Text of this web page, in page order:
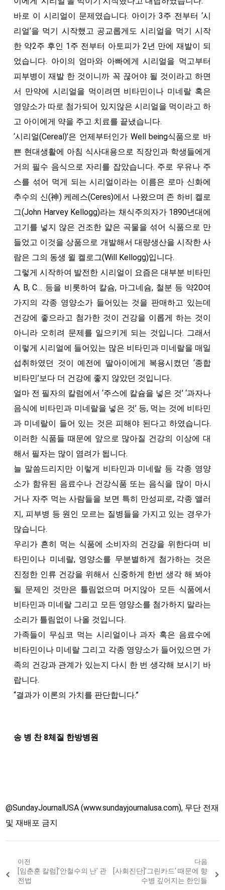
바로 이 시리얼이 문제였습니다. 아이가 3주 전부터 ‘시
리얼’을 먹기 시작했고 공교롭게도 시리얼을 먹기 시작
한 약2주 후인 1주 전부터 아토피가 2년 만에 재발이 되
었습니다. 아이의 엄마와 아빠에게 시리얼을 먹고부터
피부병이 재발 한 것이니까 꼭 끊어야 될 것이라고 하면
서 만약에 시리얼을 먹이려면 비타민이나 미네랄 혹은
영양소가 따로 첨가되어 있지않은 시리얼을 먹이라고 하
고 아이에게 약을 주고 치료를 끝냈습니다.
‘시리얼(Cereal)’은 언제부터인가 Well being식품으로 바
쁜 현대생활에 아침 식사대용으로 직장인과 학생들에게
거의 필수 음식으로 자리를 잡았습니다. 주로 우유나 주
스를 섞어 먹게 되는 시리얼이라는 이름은 로마 신화에
추수의 신(神) 케레스(Ceres)에서 나왔으며 존 하비 켈로
그(John Harvey Kellogg)라는 채식주의자가 1890년대에
고기를 넣지 않은 건조한 얇은 곡물을 섞어 식품으로 만
들었고 이것을 상품으로 개발해서 대량생산을 시작한 사
람은 그의 동생 윌 켈로그(Will Kellogg)입니다.
그렇게 시작하여 발전한 시리얼이 요즘은 대부분 비타민
A, B, C… 등을 비롯하여 칼슘, 마그네슘, 철분 등 약20여
가지의 각종 영양소가 들어있는 것을 판매하고 있는데
건강에 좋으라고 첨가한 것이 건강을 이롭게 하는 것이
아니라 오히려 문제를 일으키게 되는 것입니다. 그래서
이렇게 시리얼에 들어있는 많은 비타민과 미네랄을 매일
섭취하였던 것이 예전에 딸아이에게 복용시켰던 ‘종합
비타민’보다 더 건강에 좋지 않았던 것입니다.
얼마 전 필자의 칼럼에서 ‘주스에 칼슘을 넣은 것’ ‘과자나
음식에 비타민과 미네랄을 넣은 것’ 등, 먹는 것에 비타민
과 미네랄이 들어 있는 것은 피해야 된다고 하였습니다.
이러한 식품들 때문에 앞으로 많아질 건강의 이상에 대
해서 필자는 많이 염려가 됩니다.
늘 말씀드리지만 이렇게 비타민과 미네랄 등 각종 영양
소가 함유된 음료수나 건강식품 또는 음식을 많이 마시
거나 자주 먹는 사람들을 보면 특히 만성피로, 각종 앨러
지, 피부병 등 원인 모르는 질병들을 가지고 있는 경우가
많습니다.
우리가 흔히 먹는 식품에 소비자의 건강을 위한다며 비
타민이나 미네랄, 영양소를 무분별하게 첨가하는 것은
진정한 인류 건강을 위해서 신중하게 한번 생각 해 봐야
될 문제인 것만은 틀림없으며 머지않아 모든 식품에서
비타민과 미네랄 그리고 모든 영양소를 첨가하지 말라는
소리가 틀림없이 나올 것입니다.
가족들이 무심코 먹는 시리얼이나 과자 혹은 음료수에
비타민이나 미네랄 그리고 각종 영양소가 들어있으면 가
족의 건강과 관계가 있는지 다시 한 번 생각해 보시기 바
랍니다.
“결과가 이론의 가치를 판단합니다.”
송 병 찬 8체질 한방병원
@SundayJournalUSA (www.sundayjournalusa.com), 무단 전재
및 재배포 금지
Post
navigation
이전
Previous
post:
[임춘훈 칼럼]’안철수의 난’ 관
전법
다음
Next
[사회진단]’그린카드’ 때문에 향
수병 깊어지는 한인들